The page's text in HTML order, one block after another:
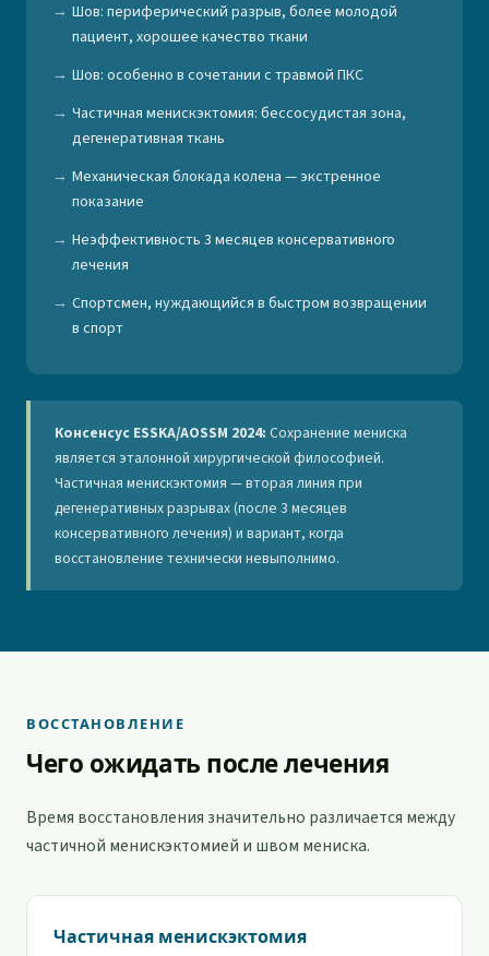
Шов: периферический разрыв, более молодой
пациент, хорошее качество ткани
Шов: особенно в сочетании с травмой ПКС
Частичная менискэктомия: бессосудистая зона,
дегенеративная ткань
Механическая блокада колена — экстренное
показание
Неэффективность 3 месяцев консервативного
лечения
Спортсмен, нуждающийся в быстром возвращении
в спорт
Консенсус ESSKA/AOSSM 2024: Сохранение мениска
является эталонной хирургической философией.
Частичная менискэктомия — вторая линия при
дегенеративных разрывах (после 3 месяцев
консервативного лечения) и вариант, когда
восстановление технически невыполнимо.
ВОССТАНОВЛЕНИЕ
Чего ожидать после лечения
Время восстановления значительно различается между
частичной менискэктомией и швом мениска.
Частичная менискэктомия